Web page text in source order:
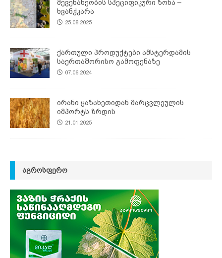
მევენახეობის სპეციფიკური ზონა –
ხვანჭკარა
25.08.2025
ქართული პროდუქტები ამსტერდამის
საერთაშორისო გამოფენაზე
07.06.2024
ირანი ყაზახეთიდან მარცვლეულის
იმპორტს ზრდის
21.01.2025
ᲐᲒᲠᲝᲡᲤᲔᲠᲝ